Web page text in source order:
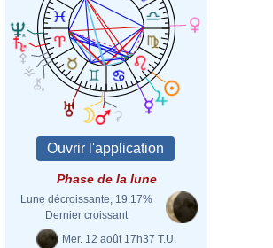
Phase de la lune
Lune décroissante, 19.17%
Dernier croissant
Mer. 12 août 17h37 T.U.